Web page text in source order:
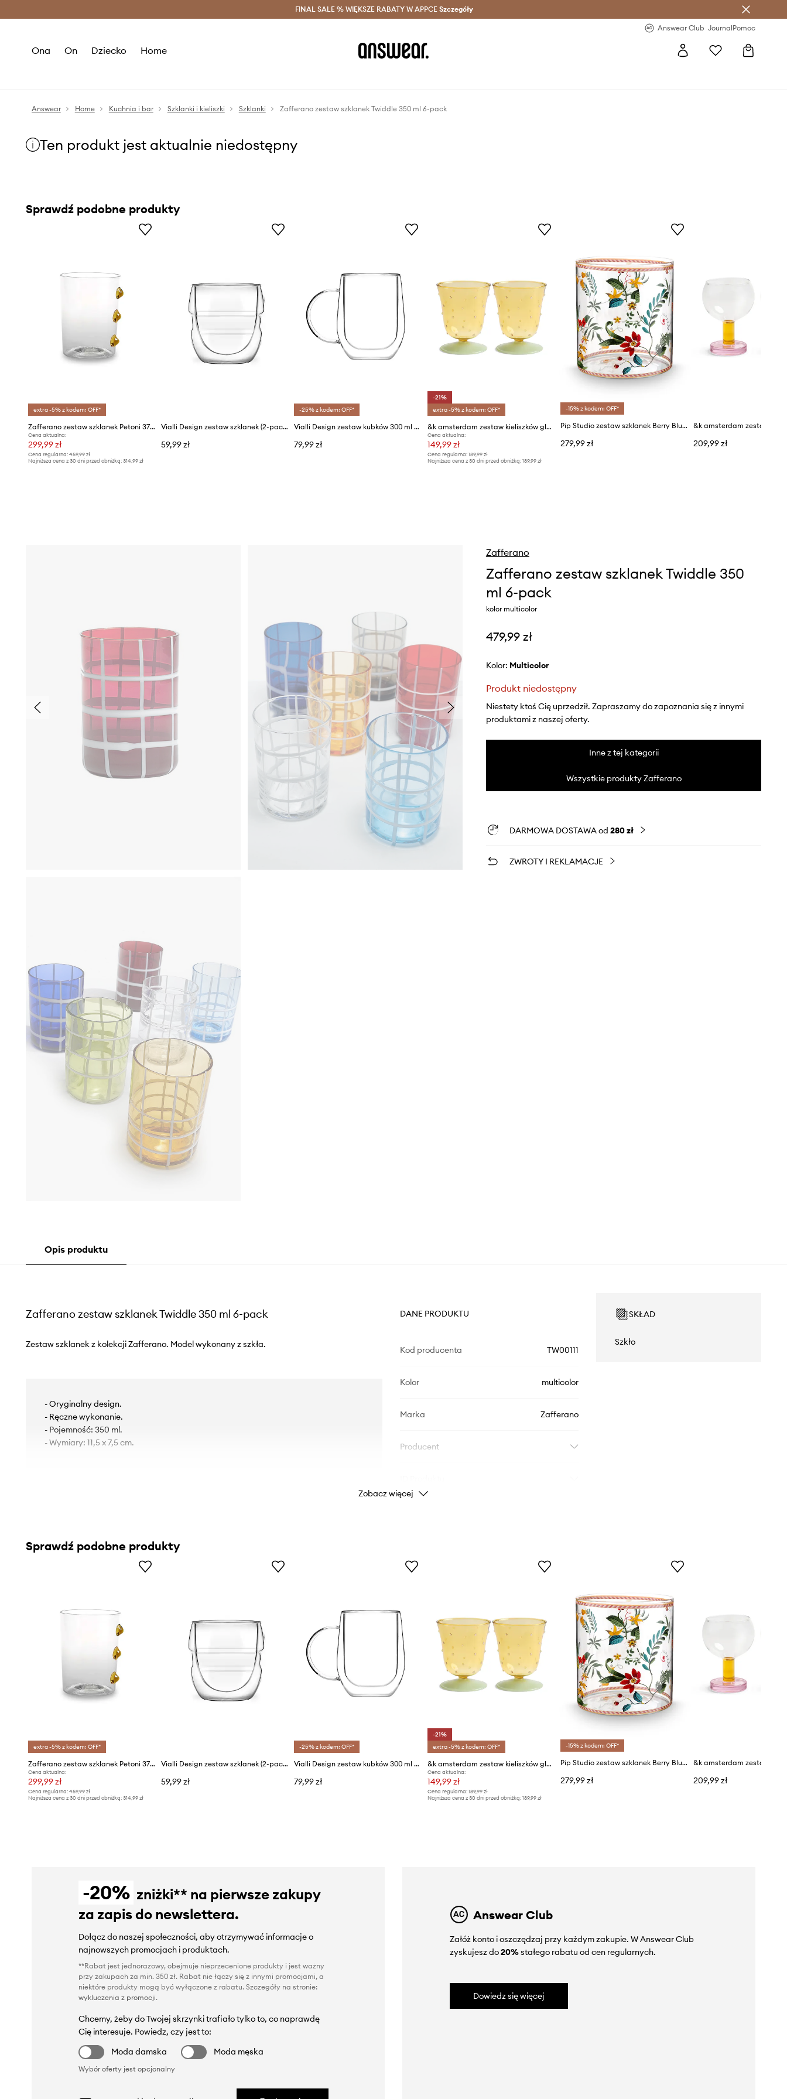
Oszczędzaj z Answear Club > Dostawa nawet w 24h >
FINAL SALE % WIĘKSZE RABATY W APPCE Szczegóły
Answear Club JournalPomoc
Ona On Dziecko Home
Answear Home Kuchnia i bar Szklanki i kieliszki Szklanki Zafferano zestaw szklanek Twiddle 350 ml 6-pack
Ten produkt jest aktualnie niedostępny
Sprawdź podobne produkty
extra -5% z kodem: OFF*
Zafferano zestaw szklanek Petoni 370 ml 6-pack
Cena aktualna:
299,99 zł
Cena regularna: 459,99 zł
Najniższa cena z 30 dni przed obniżką: 314,99 zł
Vialli Design zestaw szklanek (2-pack)
59,99 zł
-25% z kodem: OFF*
Vialli Design zestaw kubków 300 ml 2-pack
79,99 zł
-21%
extra -5% z kodem: OFF*
&k amsterdam zestaw kieliszków glass dot yellow 200 ml 2-pack
Cena aktualna:
149,99 zł
Cena regularna: 189,99 zł
Najniższa cena z 30 dni przed obniżką: 189,99 zł
-15% z kodem: OFF*
Pip Studio zestaw szklanek Berry Blue 250 ml 6-pack
279,99 zł 209,99 zł
Zafferano
Zafferano zestaw szklanek Twiddle 350
ml 6-pack
kolor multicolor
479,99 zł
Kolor: multicolor
Produkt niedostępny
Niestety ktoś Cię uprzedził. Zapraszamy do zapoznania się z innymi
produktami z naszej oferty.
Inne z tej kategorii
Wszystkie produkty Zafferano
DARMOWA DOSTAWA od 280 zł
ZWROTY I REKLAMACJE
Opis produktu
Zafferano zestaw szklanek Twiddle 350 ml 6-pack
Zestaw szklanek z kolekcji Zafferano. Model wykonany z szkła.
- Oryginalny design.
- Ręczne wykonanie.
- Pojemność: 350 ml.
- Wymiary: 11,5 x 7,5 cm.
DANE PRODUKTU
Kod producenta TW00111
Kolor multicolor
Marka Zafferano
Producent
SKŁAD
Szkło
Zobacz więcej
Sprawdź podobne produkty
extra -5% z kodem: OFF*
Zafferano zestaw szklanek Petoni 370 ml 6-pack
Cena aktualna:
299,99 zł
Cena regularna: 459,99 zł
Najniższa cena z 30 dni przed obniżką: 314,99 zł
Vialli Design zestaw szklanek (2-pack)
59,99 zł
-25% z kodem: OFF*
Vialli Design zestaw kubków 300 ml 2-pack
79,99 zł
-21%
extra -5% z kodem: OFF*
&k amsterdam zestaw kieliszków glass dot yellow 200 ml 2-pack
Cena aktualna:
149,99 zł
Cena regularna: 189,99 zł
Najniższa cena z 30 dni przed obniżką: 189,99 zł
-15% z kodem: OFF*
Pip Studio zestaw szklanek Berry Blue 250 ml 6-pack
279,99 zł 209,99 zł
-20% zniżki** na pierwsze zakupy
za zapis do newslettera.
Dołącz do naszej społeczności, aby otrzymywać informacje o
najnowszych promocjach i produktach.
**Rabat jest jednorazowy, obejmuje nieprzecenione produkty i jest ważny
przy zakupach za min. 350 zł. Rabat nie łączy się z innymi promocjami, a
niektóre produkty mogą być wyłączone z rabatu. Szczegóły na stronie:
wykluczenia z promocji.
Chcemy, żeby do Twojej skrzynki trafiało tylko to, co naprawdę
Cię interesuje. Powiedz, czy jest to:
Moda damska
Moda męska
Wybór oferty jest opcjonalny
Answear Club
Załóż konto i oszczędzaj przy każdym zakupie. W Answear Club
zyskujesz do20%stałego rabatu od cen regularnych.
Dowiedz się więcej